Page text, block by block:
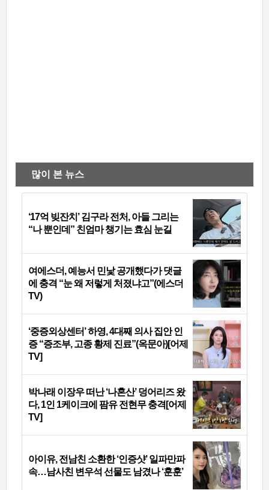
많이 본 뉴스
‘17억 빚잔치’ 김구라 전처, 아들 그리는
“나 뿐인데” 친엄마 챙기는 효심 눈길
여에스더, 예능서 민낯 공개했다가 댓글
에 충격 “눈 왜 저렇게 처졌냐고”(에스더
TV)
‘중증외상센터’ 하영, 4대째 의사 집안 인
증 “증조부, 고종 황제 진료”(옥문아)[어제
TV]
박나래 이장우 떠난 ‘나혼산’ 덩어리즈 왔
다, 1인 1케이크에 팜유 전현무 충격[어제
TV]
아이유, 전남친 소환한 ‘인증샷’ 일파만파
속…남사친 변우석 선물도 남겼나 ‘훈훈’